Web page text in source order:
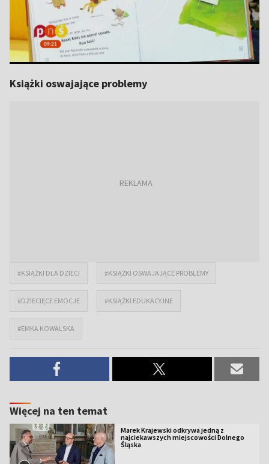
Książki oswajające problemy
#KSIĄŻKI DLA DZIECI #KSIĄŻKI OSWAJAJĄCE PROBLEMY
#DZIECIĘCE EMOCJE #KSIĄŻKI EDUKACYJNE
#EMKA KOWALSKA
Więcej na ten temat
Marek Krajewski odkrywa jedną z
najciekawszych miejscowości Dolnego
Śląska